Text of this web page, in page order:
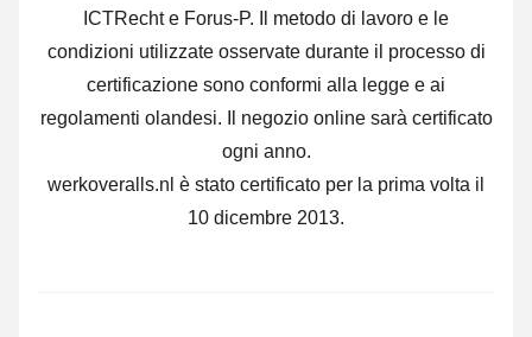
ICTRecht e Forus-P. Il metodo di lavoro e le
condizioni utilizzate osservate durante il processo di
certificazione sono conformi alla legge e ai
regolamenti olandesi. Il negozio online sarà certificato
ogni anno.
werkoveralls.nl è stato certificato per la prima volta il
10 dicembre 2013.